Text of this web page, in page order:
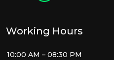
Working Hours
10:00 AM – 08:30 PM